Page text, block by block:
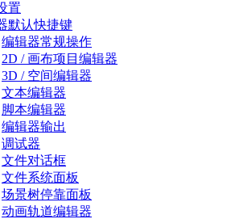
置
默认快捷键
编辑器常规操作
2D / 画布项目编辑器
3D / 空间编辑器
文本编辑器
脚本编辑器
编辑器输出
调试器
文件对话框
文件系统面板
场景树停靠面板
动画轨道编辑器